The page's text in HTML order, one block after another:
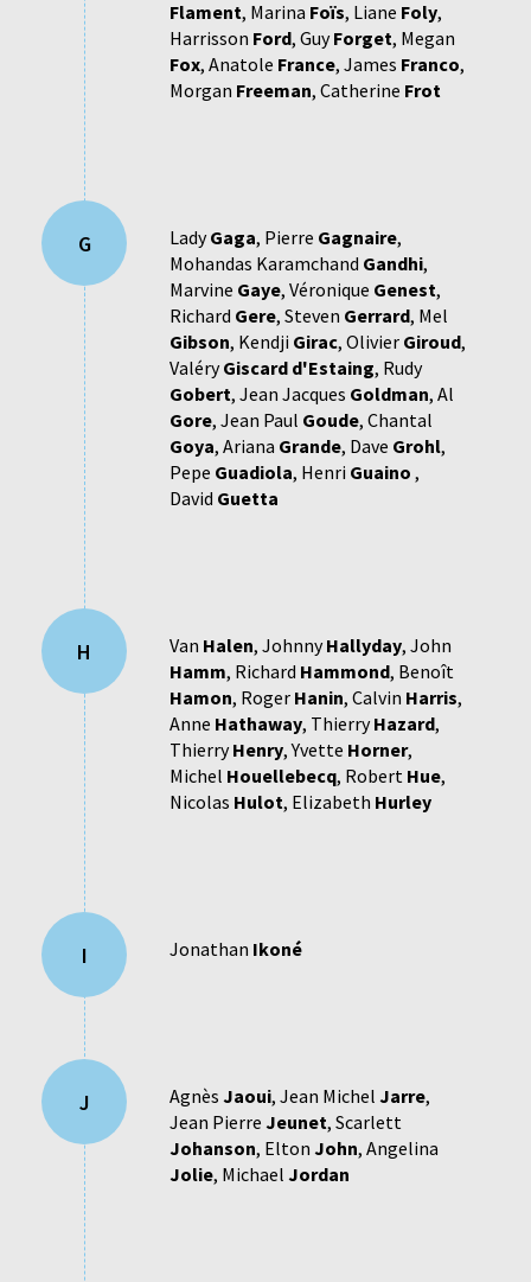
Flament, Marina Foïs, Liane Foly,
Harrisson Ford, GuyForget, Megan
Fox, Anatole France, James Franco,
Morgan Freeman, Catherine Frot
G LadyGaga, Pierre Gagnaire,
Mohandas Karamchand Gandhi,
Marvine Gaye, Véronique Genest,
Richard Gere, Steven Gerrard, Mel
Gibson, Kendji Girac, Olivier Giroud,
ValéryGiscard d'Estaing, Rudy
Gobert, Jean Jacques Goldman, Al
Gore, Jean Paul Goude, Chantal
Goya, Ariana Grande, Dave Grohl,
Pepe Guadiola, Henri Guaino ,
David Guetta
H Van Halen, JohnnyHallyday, John
Hamm, Richard Hammond, Benoît
Hamon, Roger Hanin, Calvin Harris,
Anne Hathaway, ThierryHazard,
ThierryHenry,Yvette Horner,
Michel Houellebecq, Robert Hue,
Nicolas Hulot, Elizabeth Hurley
I Jonathan Ikoné
J Agnès Jaoui, Jean Michel Jarre,
Jean Pierre Jeunet, Scarlett
Johanson, Elton John, Angelina
Jolie, Michael Jordan